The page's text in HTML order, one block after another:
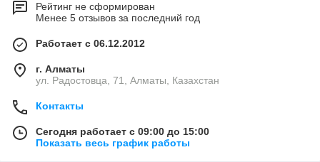
Рейтинг не сформирован
Менее 5 отзывов за последний год
Работает с 06.12.2012
г. Алматы
ул. Радостовца, 71, Алматы, Казахстан
Контакты
Сегодня работает с 09:00 до 15:00
Показать весь график работы